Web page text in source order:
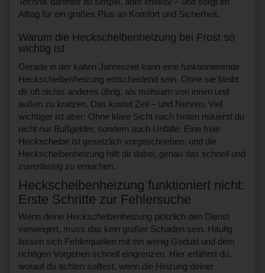
Alltag für ein großes Plus an Komfort und Sicherheit.
Warum die Heckscheibenheizung bei Frost so
wichtig ist
Gerade in der kalten Jahreszeit kann eine funktionierende
Heckscheibenheizung entscheidend sein. Ohne sie bleibt
dir oft nichts anderes übrig, als mühsam von innen und
außen zu kratzen. Das kostet Zeit – und Nerven. Viel
wichtiger ist aber: Ohne klare Sicht nach hinten riskierst du
nicht nur Bußgelder, sondern auch Unfälle. Eine freie
Heckscheibe ist gesetzlich vorgeschrieben, und die
Heckscheibenheizung hilft dir dabei, genau das schnell und
zuverlässig zu erreichen.
Heckscheibenheizung funktioniert nicht:
Erste Schritte zur Fehlersuche
Wenn deine Heckscheibenheizung plötzlich den Dienst
verweigert, muss das kein großer Schaden sein. Häufig
lassen sich Fehlerquellen mit ein wenig Geduld und dem
richtigen Vorgehen schnell eingrenzen. Hier erfährst du,
worauf du achten solltest, wenn die Heizung deiner